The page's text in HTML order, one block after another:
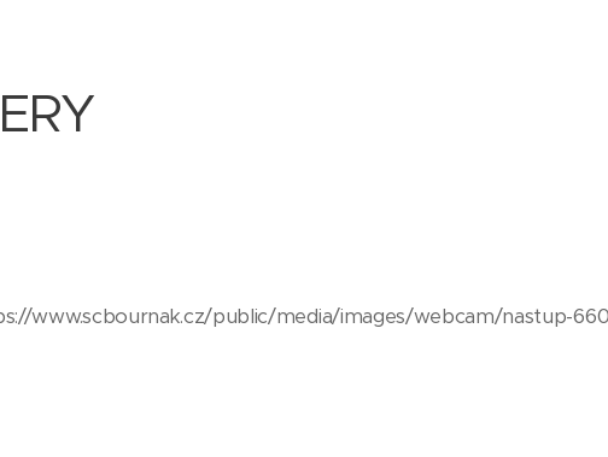
www.scbournak.cz/public/media/images/webcam/nastup-